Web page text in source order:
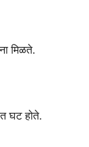
मिळते.
घट होते.